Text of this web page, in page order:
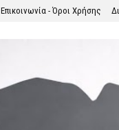
Επικοινωνία - Όροι Χρήσης